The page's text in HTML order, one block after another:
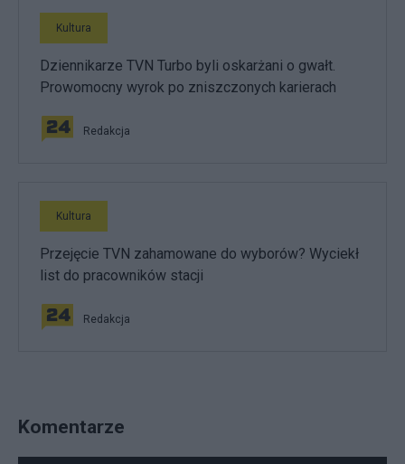
Kultura
Dziennikarze TVN Turbo byli oskarżani o gwałt.
Prowomocny wyrok po zniszczonych karierach
Redakcja
Kultura
Przejęcie TVN zahamowane do wyborów? Wyciekł
list do pracowników stacji
Redakcja
Komentarze